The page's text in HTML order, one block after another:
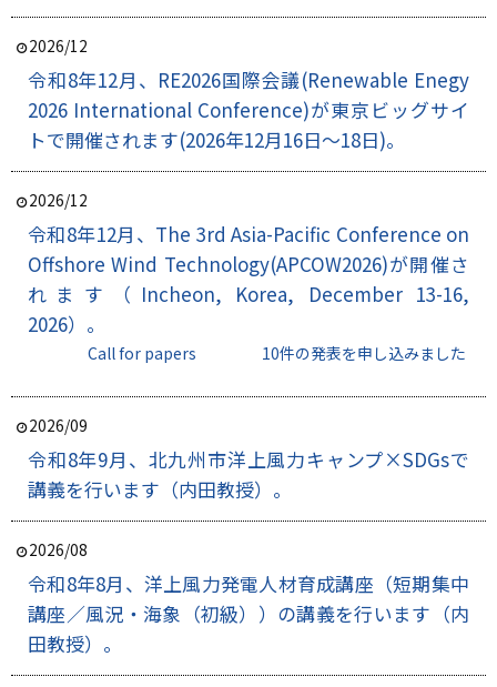
2026/12
令和8年12月、RE2026国際会議(Renewable Enegy
2026 International Conference)が東京ビッグサイ
トで開催されます(2026年12月16日～18日)。
2026/12
令和8年12月、The 3rd Asia-Pacific Conference on
Offshore Wind Technology(APCOW2026)が開催さ
れます（Incheon, Korea, December 13-16,
2026）。
Call for papers 10件の発表を申し込みました
2026/09
令和8年9月、北九州市洋上風力キャンプ×SDGsで
講義を行います（内田教授）。
2026/08
令和8年8月、洋上風力発電人材育成講座（短期集中
講座／風況・海象（初級））の講義を行います（内
田教授）。